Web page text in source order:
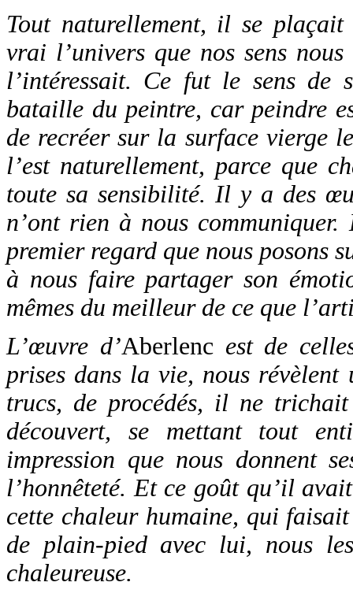
Tout naturellement, il se
vrai l’univers que nos sens
l’intéressait. Ce fut le sens de
bataille du peintre, car peindre
de recréer sur la surface vierge
l’est naturellement, parce que
toute sa sensibilité. Il y a des
n’ont rien à nous
premier regard que nous posons
à nous faire partager son
mêmes du meilleur de ce que
L’œuvre d’Aberlencest de
prises dans la vie, nous révèlent
trucs, de procédés, il ne
découvert, se mettant tout
impression que nous donnent
l’honnêteté. Et ce goût qu’il
cette chaleur humaine, qui
de plain-pied avec lui, nous
chaleureuse.